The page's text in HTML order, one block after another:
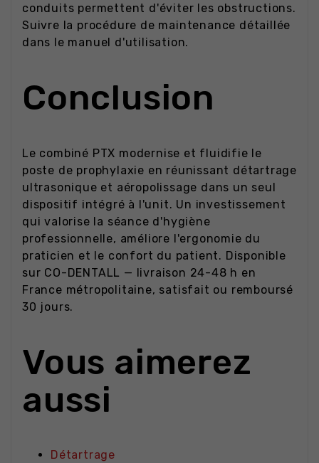
conduits permettent d'éviter les obstructions.
Suivre la procédure de maintenance détaillée
dans le manuel d'utilisation.
Conclusion
Le combiné PTX modernise et fluidifie le
poste de prophylaxie en réunissant détartrage
ultrasonique et aéropolissage dans un seul
dispositif intégré à l'unit. Un investissement
qui valorise la séance d'hygiène
professionnelle, améliore l'ergonomie du
praticien et le confort du patient. Disponible
sur CO-DENTALL — livraison 24-48 h en
France métropolitaine, satisfait ou remboursé
30 jours.
Vous aimerez
aussi
Détartrage